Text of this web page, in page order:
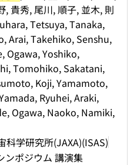
, 貴秀, 尾川, 順子, 並木, 則
Tetsuya, Tanaka,
Arai, Takehiko, Senshu,
Ogawa, Yoshiko,
Tomohiko, Sakatani,
Koji, Yamamoto,
Ryuhei, Araki,
Ogawa, Naoko, Namiki,
科学研究所(JAXA)(ISAS)
ンポジウム 講演集